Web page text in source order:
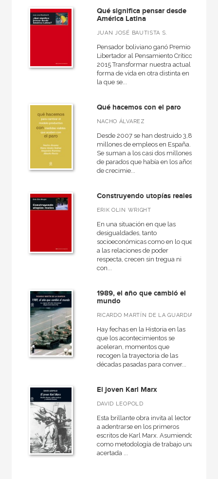
Qué significa pensar desde
América Latina
JUAN JOSÉ BAUTISTA S.
Pensador boliviano ganó Premio
Libertador al Pensamiento Crítico
2015 Transformar nuestra actual
forma de vida en otra distinta en
la que se...
Qué hacemos con el paro
NACHO ÁLVAREZ
Desde 2007 se han destruido 3,8
millones de empleos en España.
Se suman a los casi dos millones
de parados que había en los años
de crecimie...
Construyendo utopías reales
ERIK OLIN WRIGHT
En una situación en que las
desigualdades, tanto
socioeconómicas como en lo que
a las relaciones de poder
respecta, crecen sin tregua ni
con...
1989, el año que cambió el
mundo
RICARDO MARTÍN DE LA GUARDIA
Hay fechas en la Historia en las
que los acontecimientos se
aceleran, momentos que
recogen la trayectoria de las
décadas pasadas para conver...
El joven Karl Marx
DAVID LEOPOLD
Esta brillante obra invita al lector
a adentrarse en los primeros
escritos de Karl Marx. Asumiendo
como metodología de trabajo una
acertada ...